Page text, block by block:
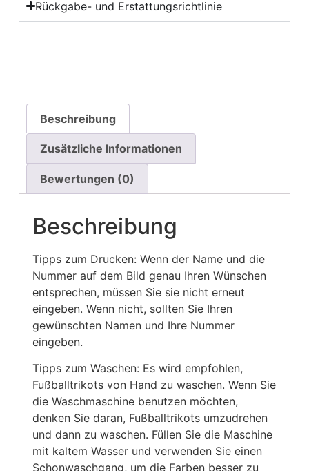
Rückgabe- und Erstattungsrichtlinie
Beschreibung
Zusätzliche Informationen
Bewertungen (0)
Beschreibung
Tipps zum Drucken: Wenn der Name und die
Nummer auf dem Bild genau Ihren Wünschen
entsprechen, müssen Sie sie nicht erneut
eingeben. Wenn nicht, sollten Sie Ihren
gewünschten Namen und Ihre Nummer
eingeben.
Tipps zum Waschen: Es wird empfohlen,
Fußballtrikots von Hand zu waschen. Wenn Sie
die Waschmaschine benutzen möchten,
denken Sie daran, Fußballtrikots umzudrehen
und dann zu waschen. Füllen Sie die Maschine
mit kaltem Wasser und verwenden Sie einen
Schonwaschgang, um die Farben besser zu